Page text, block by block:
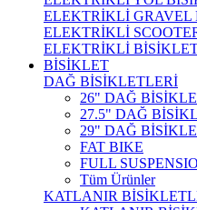
ELEKTRİKLİ GRAVEL
ELEKTRİKLİ
ELEKTRİKLİ
BİSİKLET
DAĞ BİSİKLETLERİ
26" DAĞ
27.5" DAĞ
29" DAĞ
FAT BIKE
FULL
Tüm Ürünler
KATLANIR